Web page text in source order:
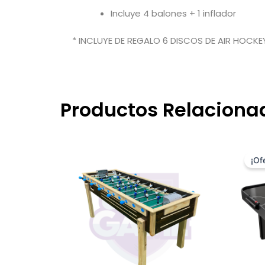
Incluye 4 balones + 1 inflador
* INCLUYE DE REGALO 6 DISCOS DE AIR
Productos
$359.990
hasta
$369.990
tiene
múltiples
variantes.
Las
opciones
se